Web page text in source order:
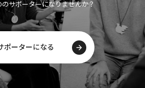
サポーターになりませんか？
ポーターになる